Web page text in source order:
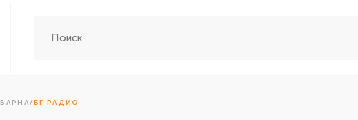
ВАРНА/БГ РАДИО